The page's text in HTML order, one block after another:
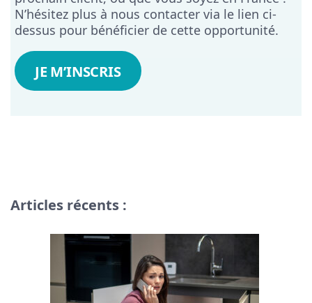
N’hésitez plus à nous contacter via le lien ci-
dessus pour bénéficier de cette opportunité.
JE M’INSCRIS
Articles récents :